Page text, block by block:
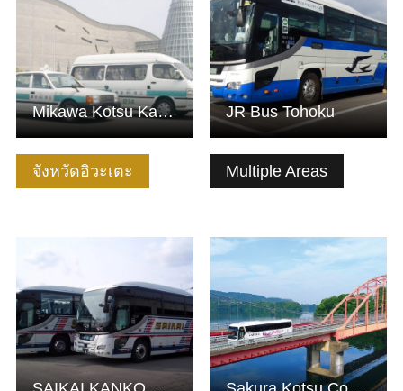
จังหวัดอิวะเตะ
Mikawa Kotsu Kanko Co. Ltd.
Multiple Areas
JR Bus Tohoku
ดูข้อมูลพื้นฐาน